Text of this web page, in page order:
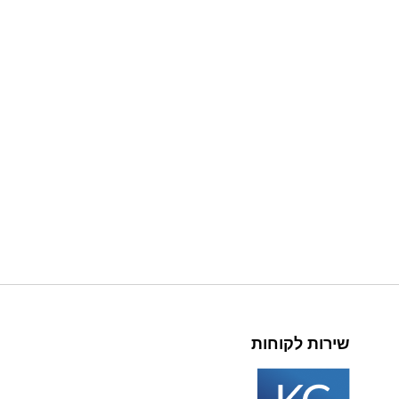
שירות לקוחות